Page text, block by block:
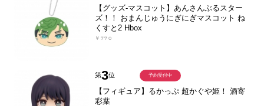
【グッズ-マスコット】あんさんぶるスター
ズ！！ おまんじゅうにぎにぎマスコット ね
くすと2 Hbox
￥770
第3位
【フィギュア】るかっぷ 超かぐや姫！ 酒寄
彩葉
予約受付中